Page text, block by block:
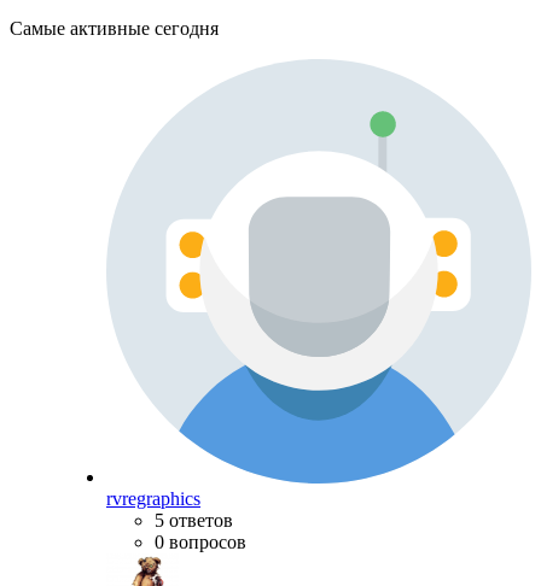
Самые активные сегодня
rvregraphics
5 ответов
0 вопросов